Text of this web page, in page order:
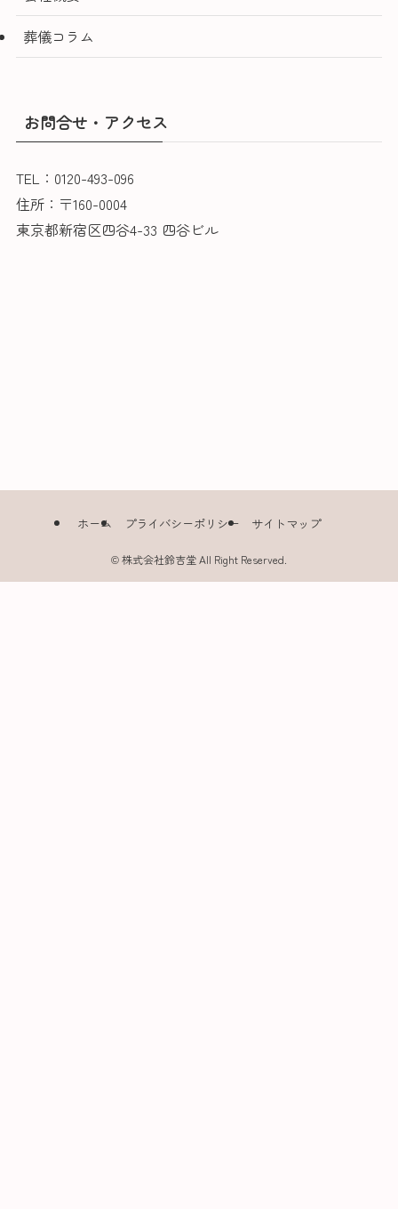
葬儀コラム
お問合せ・アクセス
TEL：0120-493-096
住所：〒160-0004
東京都新宿区四谷4-33 四谷ビル
ホーム プライバシーポリシー サイトマップ
©株式会社鈴吉堂 All Right Reserved.